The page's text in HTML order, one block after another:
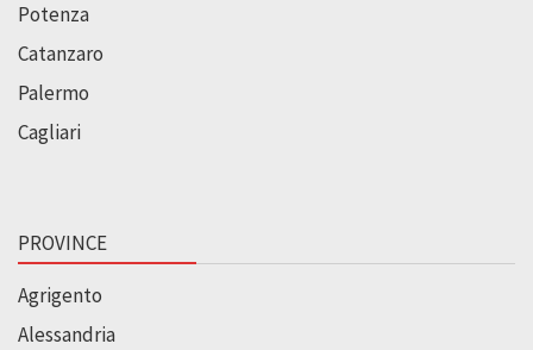
Potenza
Catanzaro
Palermo
Cagliari
PROVINCE
Agrigento
Alessandria